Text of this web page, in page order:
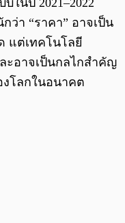
ว่า “ราคา” อาจเป็น
แต่เทคโนโลยี
ะอาจเป็นกลไกสำคัญ
งโลกในอนาคต